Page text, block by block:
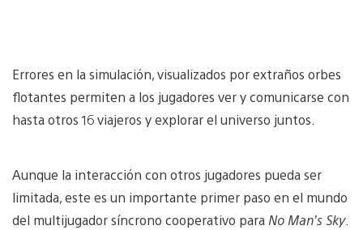
Errores en la simulación, visualizados por extraños orbes
flotantes permiten a los jugadores ver y comunicarse con
hasta otros 16 viajeros y explorar el universo juntos.
Aunque la interacción con otros jugadores pueda ser
limitada, este es un importante primer paso en el mundo
del multijugador síncrono cooperativo paraNo Man’s Sky.